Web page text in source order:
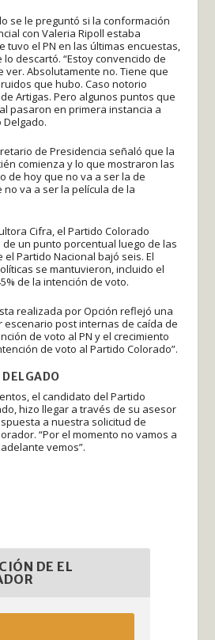
se le preguntó si la conformación
con Valeria Ripoll estaba
tuvo el PN en las últimas encuestas,
descartó. “Estoy convencido de
ver. Absolutamente no. Tiene que
que hubo. Caso notorio
Artigas. Pero algunos puntos que
pasaron en primera instancia a
Delgado.
de Presidencia señaló que la
comienza y lo que mostraron las
de hoy que no va a ser la de
va a ser la película de la
Cifra, el Partido Colorado
un punto porcentual luego de las
Partido Nacional bajó seis. El
se mantuvieron, incluido el
de la intención de voto.
realizada por Opción reflejó una
escenario post internas de caída de
de voto al PN y el crecimiento
de voto al Partido Colorado”.
DELGADO
el candidato del Partido
hizo llegar a través de su asesor
a nuestra solicitud de
“Por el momento no vamos a
vemos”.
DE EL